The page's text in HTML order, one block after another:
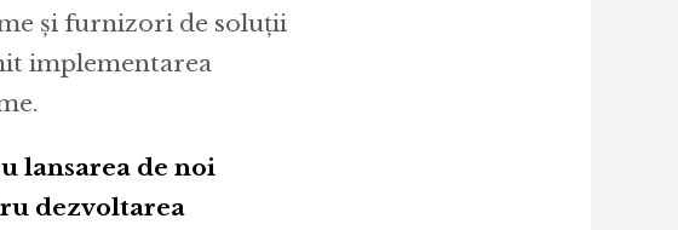
şi furnizori de soluţii
implementarea
lansarea de noi
dezvoltarea